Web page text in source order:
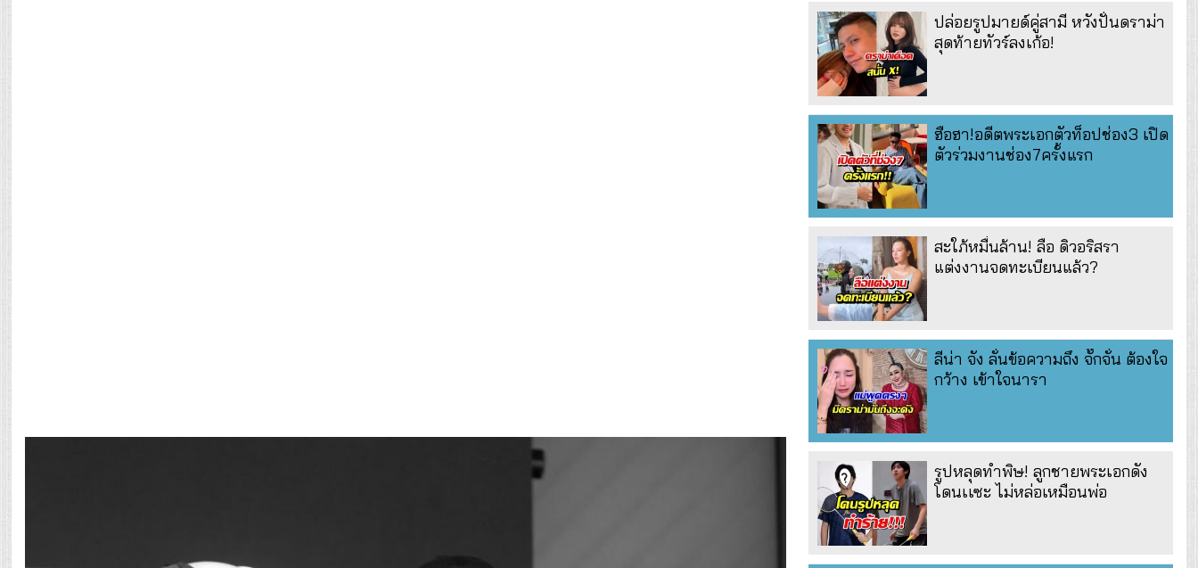
ปล่อยรูปมายด์คู่สามี หวังปั่นดราม่า
สุดท้ายทัวร์ลงเก้อ!
ฮือฮา!อดีตพระเอกตัวท็อปช่อง3 เปิด
ตัวร่วมงานช่อง7ครั้งแรก
สะใภ้หมื่นล้าน! ลือ ดิวอริสรา
แต่งงานจดทะเบียนแล้ว?
ลีน่า จัง ลั่นข้อความถึง จั๊กจั่น ต้องใจ
กว้าง เข้าใจนารา
รูปหลุดทำพิษ! ลูกชายพระเอกดัง
โดนเเซะ ไม่หล่อเหมือนพ่อ